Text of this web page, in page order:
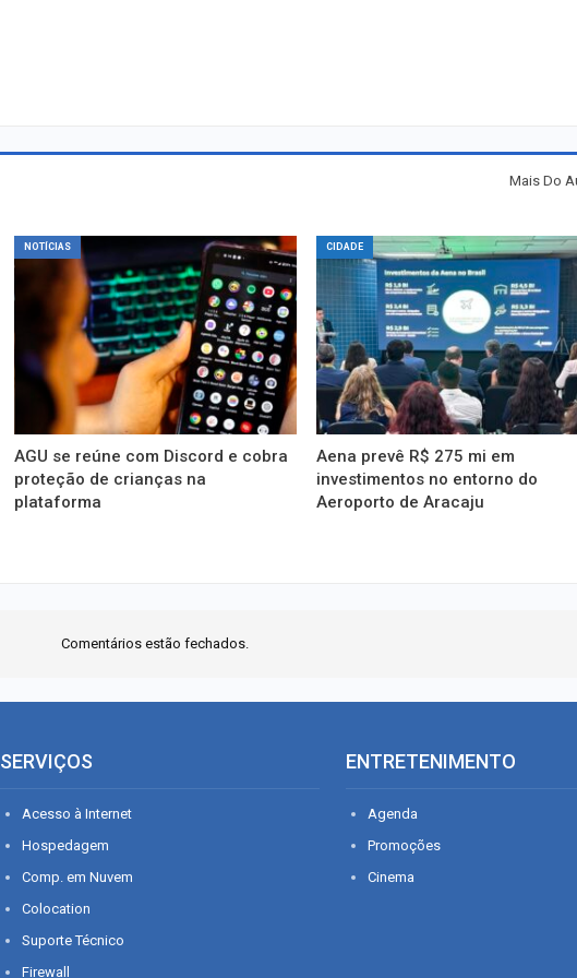
Mais Do
NOTÍCIAS
AGU se reúne com Discord e cobra
proteção de crianças na
plataforma
CIDADE
Aena prevê R$ 275 mi em
investimentos no entorno do
Aeroporto de Aracaju
Comentários estão fechados.
SERVIÇOS
Acesso à Internet
Hospedagem
Comp. em Nuvem
Colocation
Suporte Técnico
Firewall
ENTRETENIMENTO
Agenda
Promoções
Cinema